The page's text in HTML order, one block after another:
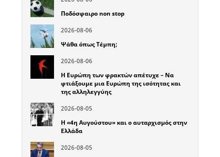
Ποδόσφαιρο non stop
2026-08-06
Ψάθα όπως Τέμπη;
2026-08-06
Η Ευρώπη των φρακτών απέτυχε – Να
φτιάξουμε μια Ευρώπη της ισότητας και
της αλληλεγγύης
2026-08-05
Η «4η Αυγούστου» και ο αυταρχισμός στην
Ελλάδα
2026-08-05